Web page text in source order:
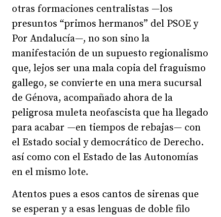
otras formaciones centralistas —los
presuntos “primos hermanos” del PSOE y
Por Andalucía—, no son sino la
manifestación de un supuesto regionalismo
que, lejos ser una mala copia del fraguismo
gallego, se convierte en una mera sucursal
de Génova, acompañado ahora de la
peligrosa muleta neofascista que ha llegado
para acabar —en tiempos de rebajas— con
el Estado social y democrático de Derecho.
así como con el Estado de las Autonomías
en el mismo lote.
Atentos pues a esos cantos de sirenas que
se esperan y a esas lenguas de doble filo